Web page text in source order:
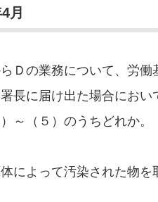
月
Ｄの業務について、労
長に届け出た場合にお
～（５）のうちどれか。
によって汚染された物を